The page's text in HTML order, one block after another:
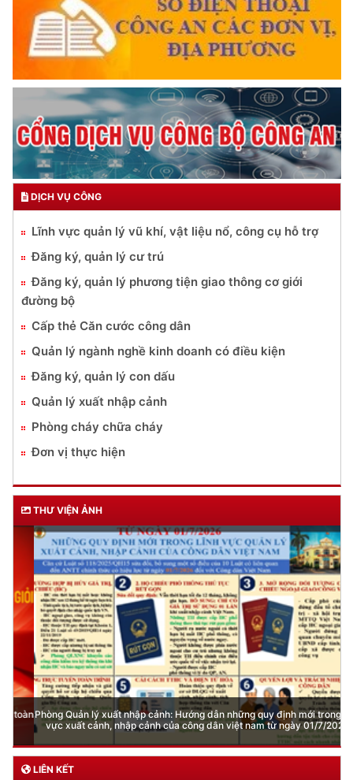
DỊCH VỤ CÔNG
Lĩnh vực quản lý vũ khí, vật liệu nổ, công cụ hỗ trợ
Đăng ký, quản lý cư trú
Đăng ký, quản lý phương tiện giao thông cơ giới
đường bộ
Cấp thẻ Căn cước công dân
Quản lý ngành nghề kinh doanh có điều kiện
Đăng ký, quản lý con dấu
Quản lý xuất nhập cảnh
Phòng cháy chữa cháy
Đơn vị thực hiện
THƯ VIỆN ẢNH
Phòng Quản lý xuất nhập cảnh: Hướng dẫn những quy định mới trong lĩnh
vực xuất cảnh, nhập cảnh của công dân việt nam từ ngày 01/7/2026
LIÊN KẾT